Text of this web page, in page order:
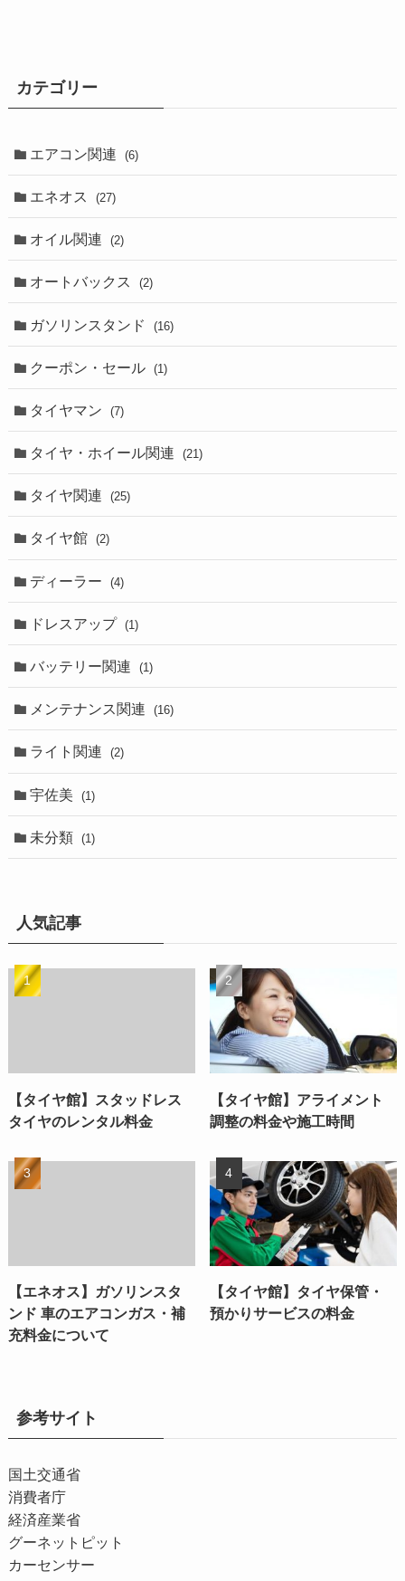
カテゴリー
エアコン関連 (6)
エネオス (27)
オイル関連 (2)
オートバックス (2)
ガソリンスタンド (16)
クーポン・セール (1)
タイヤマン (7)
タイヤ・ホイール関連 (21)
タイヤ関連 (25)
タイヤ館 (2)
ディーラー (4)
ドレスアップ (1)
バッテリー関連 (1)
メンテナンス関連 (16)
ライト関連 (2)
宇佐美 (1)
未分類 (1)
人気記事
【タイヤ館】スタッドレス
タイヤのレンタル料金
【タイヤ館】アライメント
調整の料金や施工時間
【エネオス】ガソリンスタ
ンド 車のエアコンガス・補
充料金について
【タイヤ館】タイヤ保管・
預かりサービスの料金
参考サイト
国土交通省
消費者庁
経済産業省
グーネットピット
カーセンサー